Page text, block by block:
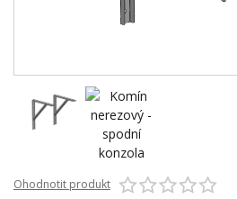
Ohodnotit produkt